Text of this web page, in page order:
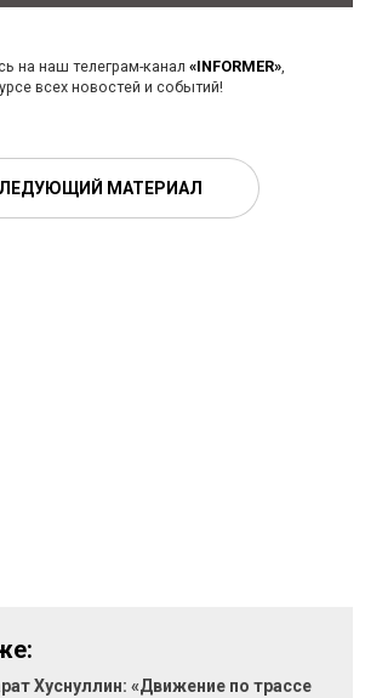
на наш телеграм-канал «INFORMER»,
всех новостей и событий!
МАТЕРИАЛ
Хуснуллин: «Движение по трассе